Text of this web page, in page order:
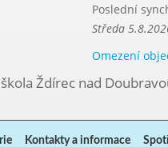
Poslední
Středa
Omezení
Ždírec nad
Kontakty a informace